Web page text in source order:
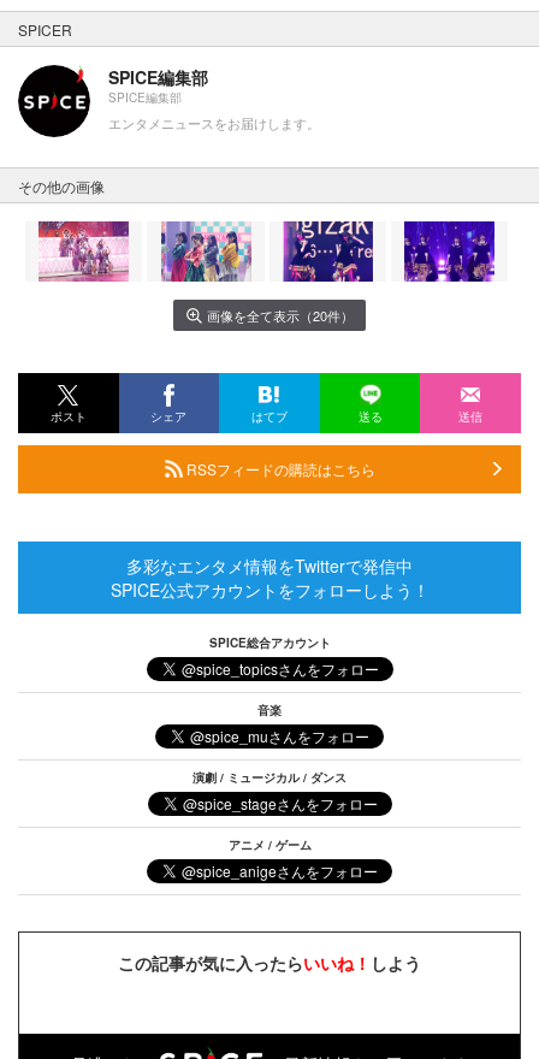
SPICER
SPICE編集部
SPICE編集部
エンタメニュースをお届けします。
その他の画像
画像を全て表示（20件）
ポスト シェア はてブ 送る 送信
RSSフィードの購読はこちら
多彩なエンタメ情報をTwitterで発信中
SPICE公式アカウントをフォローしよう！
SPICE総合アカウント
音楽
演劇 / ミュージカル / ダンス
アニメ / ゲーム
この記事が気に入ったらいいね！ しよう